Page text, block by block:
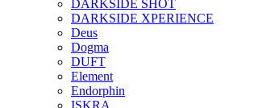
DARKSIDE SHOT
DARKSIDE XPERIENCE
Deus
Dogma
DUFT
Element
Endorphin
ISKRA